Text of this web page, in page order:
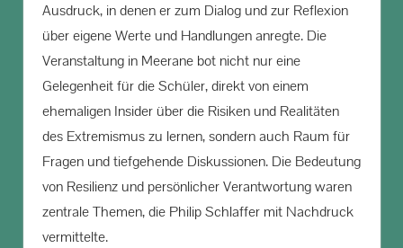
Ausdruck, in denen er zum Dialog und zur Reflexion
über eigene Werte und Handlungen anregte. Die
Veranstaltung in Meerane bot nicht nur eine
Gelegenheit für die Schüler, direkt von einem
ehemaligen Insider über die Risiken und Realitäten
des Extremismus zu lernen, sondern auch Raum für
Fragen und tiefgehende Diskussionen. Die Bedeutung
von Resilienz und persönlicher Verantwortung waren
zentrale Themen, die Philip Schlaffer mit Nachdruck
vermittelte.